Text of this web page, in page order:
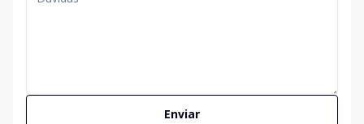
Enviar